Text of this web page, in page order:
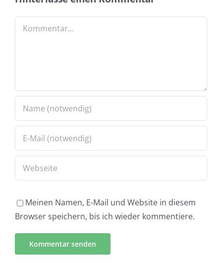
Kommentar
Meinen Namen, E-Mail und Website in diesem
Browser speichern, bis ich wieder kommentiere.